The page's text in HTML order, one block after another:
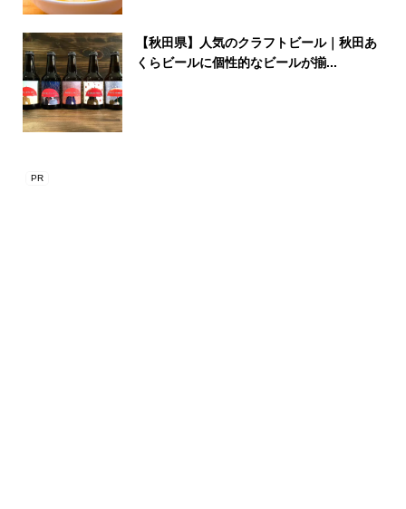
【秋田県】人気のクラフトビール｜秋田あ
くらビールに個性的なビールが揃...